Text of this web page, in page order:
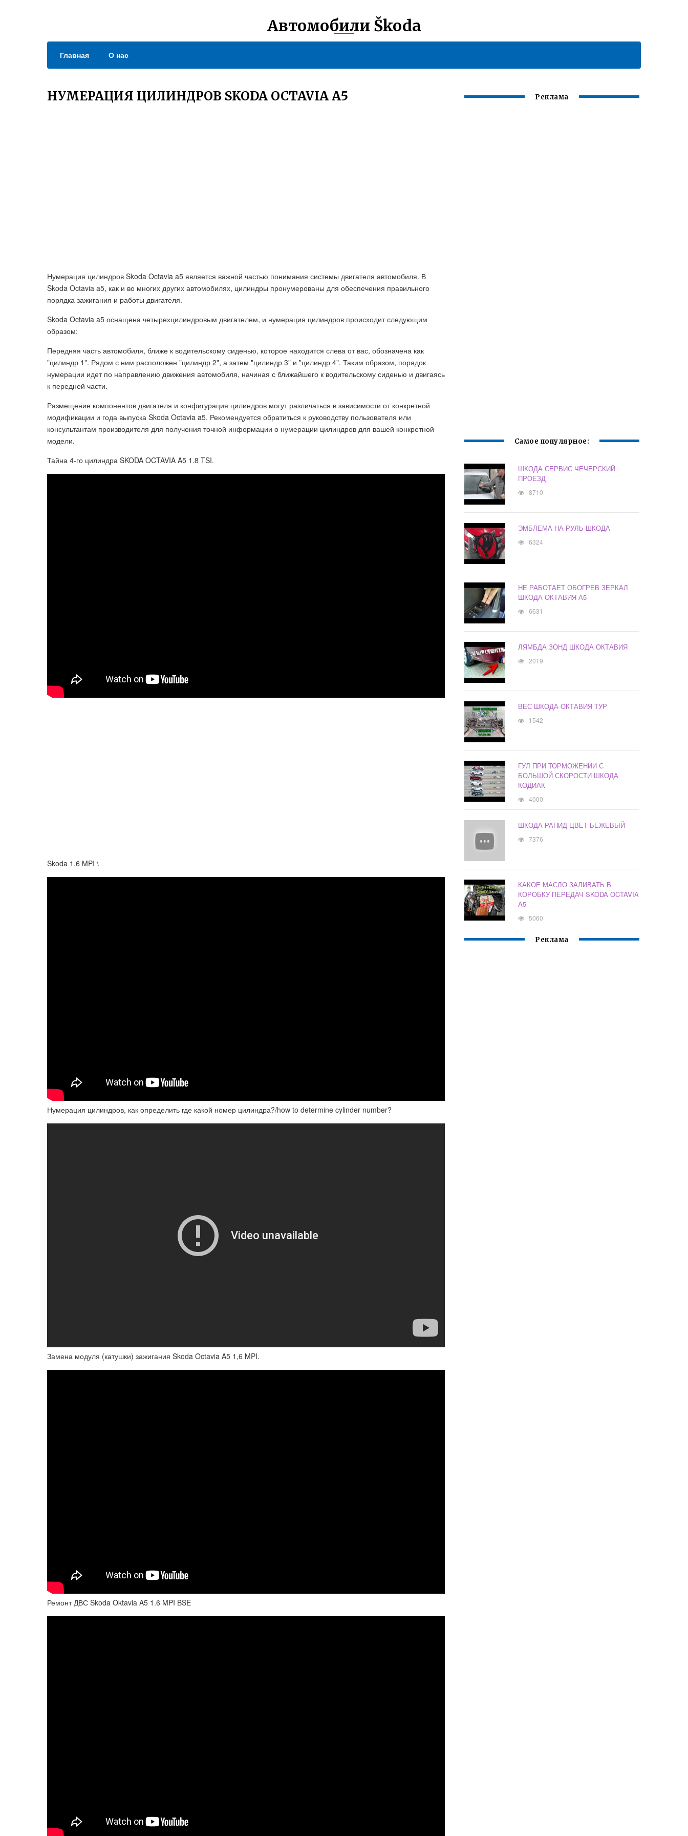
Автомобили Škoda
Главная О нас
НУМЕРАЦИЯ ЦИЛИНДРОВ SKODA OCTAVIA A5
Нумерация цилиндров Skoda Octavia a5 является важной частью понимания системы двигателя автомобиля. В
Skoda Octavia a5, как и во многих других автомобилях, цилиндры пронумерованы для обеспечения правильного
порядка зажигания и работы двигателя.
Skoda Octavia a5 оснащена четырехцилиндровым двигателем, и нумерация цилиндров происходит следующим
образом:
Передняя часть автомобиля, ближе к водительскому сиденью, которое находится слева от вас, обозначена как
"цилиндр 1". Рядом с ним расположен "цилиндр 2", а затем "цилиндр 3" и "цилиндр 4". Таким образом, порядок
нумерации идет по направлению движения автомобиля, начиная с ближайшего к водительскому сиденью и двигаясь
к передней части.
Размещение компонентов двигателя и конфигурация цилиндров могут различаться в зависимости от конкретной
модификации и года выпуска Skoda Octavia a5. Рекомендуется обратиться к руководству пользователя или
консультантам производителя для получения точной информации о нумерации цилиндров для вашей конкретной
модели.
Тайна 4-го цилиндра SKODA OCTAVIA A5 1.8 TSI.
Skoda 1,6 MPI \
Нумерация цилиндров, как определить где какой номер цилиндра?/how to determine cylinder number?
Замена модуля (катушки) зажигания Skoda Octavia A5 1,6 MPI.
Ремонт ДВС Skoda Oktavia A5 1.6 MPI BSE
Реклама
Самое популярное:
ШКОДА СЕРВИС ЧЕЧЕРСКИЙ
ПРОЕЗД
8710
ЭМБЛЕМА НА РУЛЬ ШКОДА
6324
НЕ РАБОТАЕТ ОБОГРЕВ ЗЕРКАЛ
ШКОДА ОКТАВИЯ А5
6631
ЛЯМБДА ЗОНД ШКОДА ОКТАВИЯ
2019
ВЕС ШКОДА ОКТАВИЯ ТУР
1542
ГУЛ ПРИ ТОРМОЖЕНИИ С
БОЛЬШОЙ СКОРОСТИ ШКОДА
КОДИАК
4000
ШКОДА РАПИД ЦВЕТ БЕЖЕВЫЙ
7376
КАКОЕ МАСЛО ЗАЛИВАТЬ В
КОРОБКУ ПЕРЕДАЧ SKODA OCTAVIA
A5
5060
Реклама